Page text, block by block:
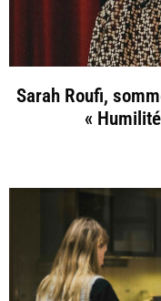
Sarah Roufi,
«